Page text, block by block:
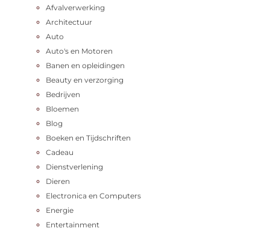
Afvalverwerking
Architectuur
Auto
Auto's en Motoren
Banen en opleidingen
Beauty en verzorging
Bedrijven
Bloemen
Blog
Boeken en Tijdschriften
Cadeau
Dienstverlening
Dieren
Electronica en Computers
Energie
Entertainment